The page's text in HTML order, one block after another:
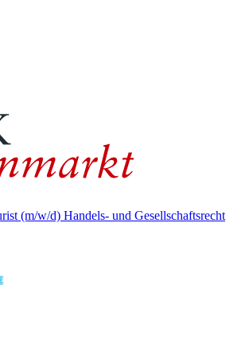
(m/w/d) Handels- und Gesellschaftsrecht